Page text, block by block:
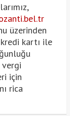
üzerinden
kartı ile
için
rica